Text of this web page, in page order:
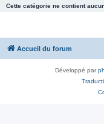
Cette catégorie ne contient
Accueil du forum
Développé par